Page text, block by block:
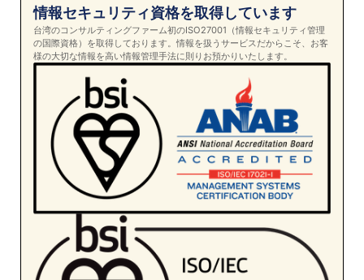
情報セキュリティ資格を取得しています
台湾のコンサルティングファーム初のISO27001（情報セキュリティ管理
の国際資格）を取得しております。情報を扱うサービスだからこそ、お客
様の大切な情報を高い情報管理手法に則りお預かりいたします。